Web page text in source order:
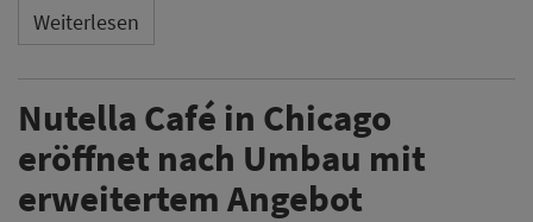
Weiterlesen
Nutella Café in Chicago
eröffnet nach Umbau mit
erweitertem Angebot